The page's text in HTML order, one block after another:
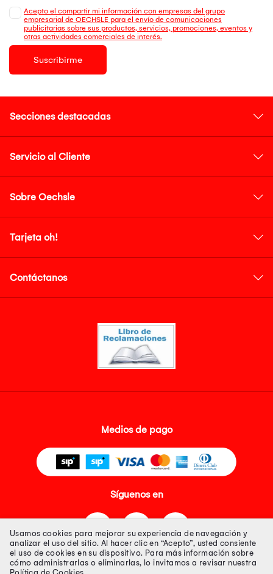
Acepto el compartir mi información con empresas del grupo
empresarial de OECHSLE para el envío de comunicaciones
publicitarias sobre sus productos, servicios, promociones, eventos y
otras actividades comerciales de interés.
Suscribirme
Secciones destacadas
Servicio al Cliente
Sobre Oechsle
Tarjeta oh!
Contáctanos
Medios de pago
Síguenos en
Usamos cookies para mejorar su experiencia de navegación y
analizar el uso del sitio. Al hacer clic en “Acepto”, usted consiente
el uso de cookies en su dispositivo. Para más información sobre
cómo administrarlas o eliminarlas, lo invitamos a revisar nuestra